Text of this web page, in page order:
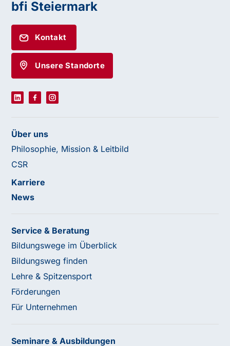
bfi Steiermark
Kontakt
Unsere Standorte
Über uns
Philosophie, Mission & Leitbild
CSR
Karriere
News
Service & Beratung
Bildungswege im Überblick
Bildungsweg finden
Lehre & Spitzensport
Förderungen
Für Unternehmen
Seminare & Ausbildungen